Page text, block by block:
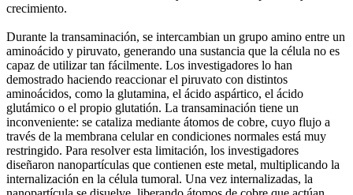
crecimiento.
Durante la transaminación, se intercambian un grupo amino entre un
aminoácido y piruvato, generando una sustancia que la célula no es
capaz de utilizar tan fácilmente. Los investigadores lo han
demostrado haciendo reaccionar el piruvato con distintos
aminoácidos, como la glutamina, el ácido aspártico, el ácido
glutámico o el propio glutatión. La transaminación tiene un
inconveniente: se cataliza mediante átomos de cobre, cuyo flujo a
través de la membrana celular en condiciones normales está muy
restringido. Para resolver esta limitación, los investigadores
diseñaron nanopartículas que contienen este metal, multiplicando la
internalización en la célula tumoral. Una vez internalizadas, la